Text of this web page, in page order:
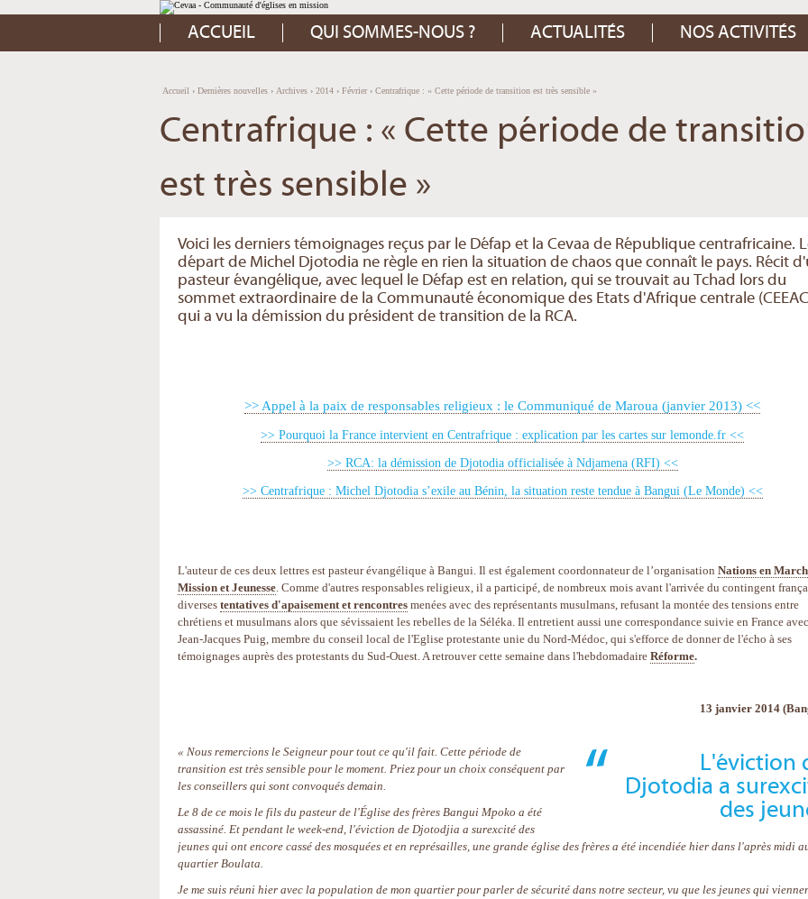
Aller
au
contenu.
Aller
à
Outils
personnels
ACCUEIL QUI SOMMES-NOUS ? ACTUALITÉS NOS ACTIVITÉS
Accueil › Dernières nouvelles › Archives › 2014 › Février › Centrafrique : « Cette période de transition est très sensible »
Centrafrique : « Cette période de
est très sensible »
Voici les derniers témoignages reçus par le Défap et la Cevaa de République centrafricaine.
départ de Michel Djotodia ne règle en rien la situation de chaos que connaît le pays. Récit
pasteur évangélique, avec lequel le Défap est en relation, qui se trouvait au Tchad lors du
sommet extraordinaire de la Communauté économique des Etats d'Afrique centrale
qui a vu la démission du président de transition de la RCA.
>> Appel à la paix de responsables religieux : le Communiqué de Maroua (janvier 2013) <<
>> Pourquoi la France intervient en Centrafrique : explication par les cartes sur lemonde.fr <<
>> RCA: la démission de Djotodia officialisée à Ndjamena (RFI) <<
>> Centrafrique : Michel Djotodia s’exile au Bénin, la situation reste tendue à Bangui (Le Monde) <<
L'auteur de ces deux lettres est pasteur évangélique à Bangui. Il est également coordonnateur de l’organisation Nations en
Mission et Jeunesse. Comme d'autres responsables religieux, il a participé, de nombreux mois avant l'arrivée du contingent
diverses tentatives d'apaisement et rencontres menées avec des représentants musulmans, refusant la montée des tensions entre
chrétiens et musulmans alors que sévissaient les rebelles de la Séléka. Il entretient aussi une correspondance suivie en France avec
Jean-Jacques Puig, membre du conseil local de l'Eglise protestante unie du Nord-Médoc, qui s'efforce de donner de l'écho à ses
témoignages auprès des protestants du Sud-Ouest. A retrouver cette semaine dans l'hebdomadaire Réforme.
13 janvier 2014
L'éviction
Djotodia a
des
« Nous remercions le Seigneur pour tout ce qu'il fait. Cette période de
transition est très sensible pour le moment. Priez pour un choix conséquent par
les conseillers qui sont convoqués demain.
Le 8 de ce mois le fils du pasteur de l'Église des frères Bangui Mpoko a été
assassiné. Et pendant le week-end, l'éviction de Djotodjia a surexcité des
jeunes qui ont encore cassé des mosquées et en représailles, une grande église des frères a été incendiée hier dans l'après midi
quartier Boulata.
Je me suis réuni hier avec la population de mon quartier pour parler de sécurité dans notre secteur, vu que les jeunes qui